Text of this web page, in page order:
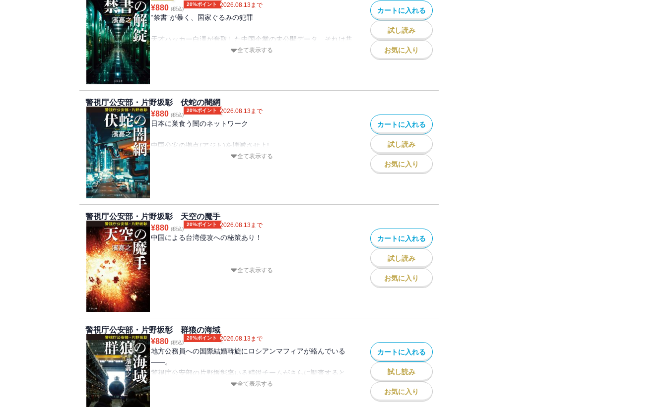
¥880 (税込)
20%ポイント 2026.08.13まで
“禁書”が暴く、国家ぐるみの犯罪
天才ハッカー白澤が奪取した中国企業の未公開データ。それは共
産党のサイバー犯罪と地方政府の腐敗を暴く現代の“禁書”だっ
全て表示する
カートに入れる
試し読み
お気に入り
警視庁公安部・片野坂彰 伏蛇の闇網
¥880 (税込)
20%ポイント 2026.08.13まで
日本に巣食う闇のネットワーク
中国公安の拠点(アジト)を壊滅させよ!
またマフィアと連携して大規模詐欺に関与しているという情報を
得て、
大人気国際公安小説シリーズ、第6弾！
全て表示する
カートに入れる
試し読み
お気に入り
警視庁公安部・片野坂彰 天空の魔手
¥880 (税込)
20%ポイント 2026.08.13まで
中国による台湾侵攻への秘策あり！
持っていた。
一方チームの面々は、ロシアの急所となる情報を入手すべく欧州
激変する世界情勢のなか、日本を守る公安マンたちの活躍を描く
全て表示する
カートに入れる
試し読み
お気に入り
警視庁公安部・片野坂彰 群狼の海域
¥880 (税込)
20%ポイント 2026.08.13まで
地方公務員への国際結婚斡旋にロシアンマフィアが絡んでいる
――。
警視庁公安部の片野坂彰率いる精鋭チームがさらに調査すると、
日本の防衛情報が盗まれている危機が判明。
全て表示する
カートに入れる
試し読み
お気に入り